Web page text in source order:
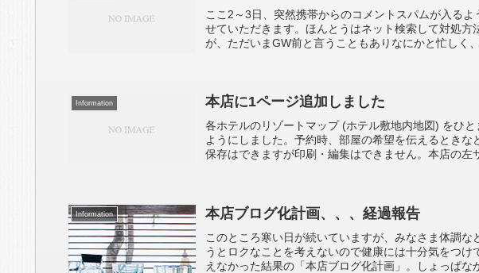
ここ2～3日、突然携帯からのコメントスパムが入る
せていただきます。ほんとうはネット検索して対処
が、ただいまGW前と言うこともありなにかと忙しく
Information 本店に1ページ追加しました
各ホテルのリゾートマップ (ホテル敷地内地図) をひ
ようにしました。予約時、部屋の希望を伝えるとき
保存はできますが印刷・編集はできません。本店の左
Information 本店ブログ化計画、、、経過報告
このところ寒い日が続いていますが、みなさま体調
うとロクなことを考えないので健康には十分気をつ
えなかった結果の「本店ブログ化計画」。しょっぱな